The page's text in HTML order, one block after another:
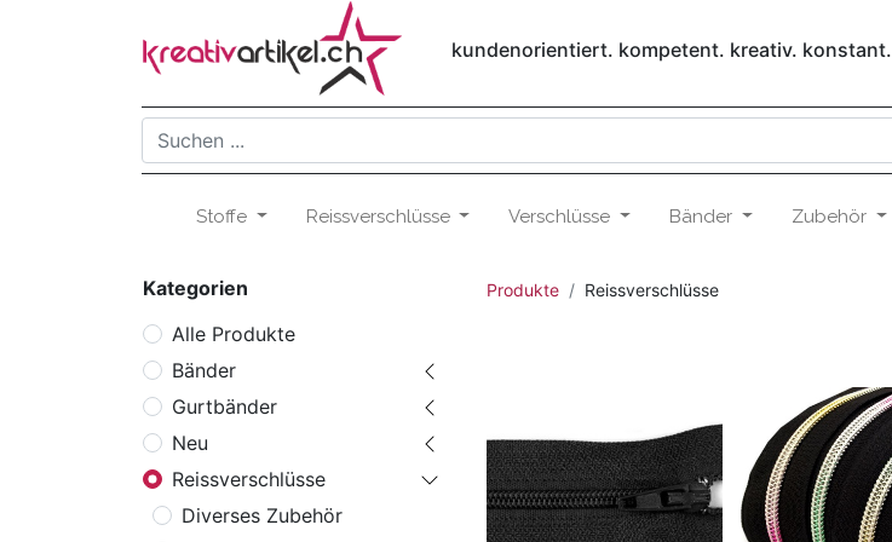
kundenorientiert. kompetent. kreativ. konstant.
Stoffe Reissverschlüsse Verschlüsse Bänder Zubehör
Kategorien
Alle Produkte
Bänder
Gurtbänder
Neu
Reissverschlüsse
Diverses Zubehör
Produkte Reissverschlüsse